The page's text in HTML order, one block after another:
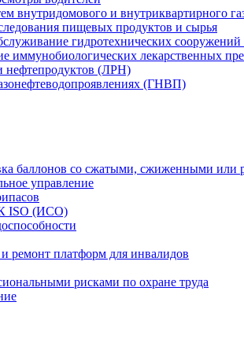
внутридомового и внутриквартирного
пищевых продуктов и сырья
гидротехнических
иммунобиологических лекарственных
нефтепродуктов (ЛРН)
(ГНВП)
баллонов со сжатыми, сжиженными или
управление
ISO (ИСО)
ремонт платформ для инвалидов
рисками по охране труда